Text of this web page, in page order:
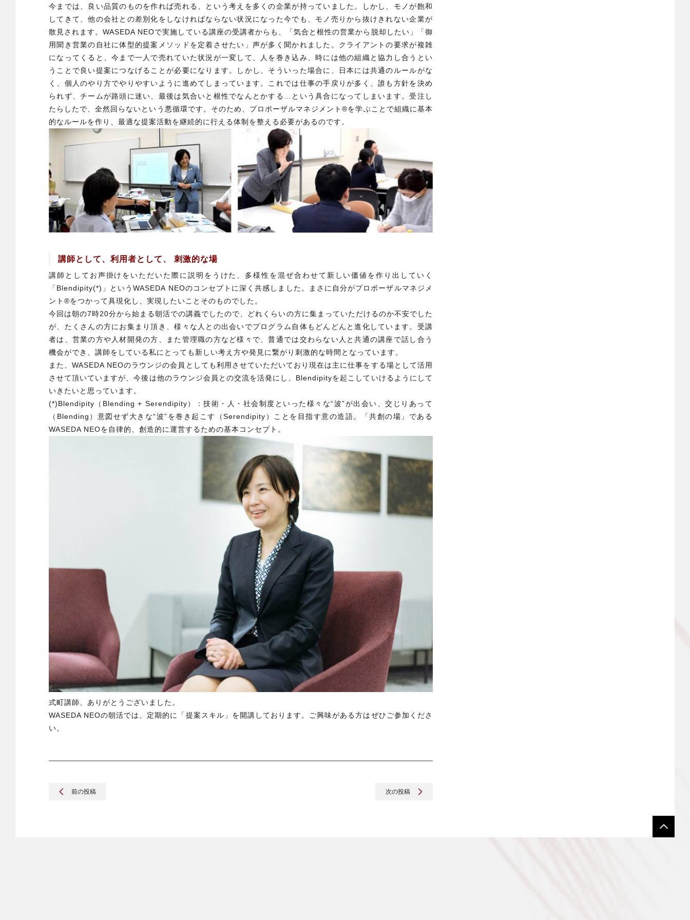
今までは、良い品質のものを作れば売れる、という考えを多くの企業が持っていました。しかし、モノが飽和
してきて、他の会社との差別化をしなければならない状況になった今でも、モノ売りから抜けきれない企業が
散見されます。WASEDA NEOで実施している講座の受講者からも、「気合と根性の営業から脱却したい」「御
用聞き営業の自社に体型的提案メソッドを定着させたい」声が多く聞かれました。クライアントの要求が複雑
になってくると、今まで一人で売れていた状況が一変して、人を巻き込み、時には他の組織と協力し合うとい
うことで良い提案につなげることが必要になります。しかし、そういった場合に、日本には共通のルールがな
く、個人のやり方でやりやすいように進めてしまっています。これでは仕事の手戻りが多く、誰も方針を決め
られず、チームが路頭に迷い、最後は気合いと根性でなんとかする…という具合になってしまいます。受注し
たらしたで、全然回らないという悪循環です。そのため、プロポーザルマネジメント®を学ぶことで組織に基本
的なルールを作り、最適な提案活動を継続的に行える体制を整える必要があるのです。
講師として、利用者として、 刺激的な場
講師としてお声掛けをいただいた際に説明をうけた、多様性を混ぜ合わせて新しい価値を作り出していく
「Blendipity(*)」というWASEDA NEOのコンセプトに深く共感しました。まさに自分がプロポーザルマネジメ
ント®をつかって具現化し、実現したいことそのものでした。
今回は朝の7時20分から始まる朝活での講義でしたので、どれくらいの方に集まっていただけるのか不安でした
が、たくさんの方にお集まり頂き、様々な人との出会いでプログラム自体もどんどんと進化しています。受講
者は、営業の方や人材開発の方、また管理職の方など様々で、普通では交わらない人と共通の講座で話し合う
機会ができ、講師をしている私にとっても新しい考え方や発見に繋がり刺激的な時間となっています。
また、WASEDA NEOのラウンジの会員としても利用させていただいており現在は主に仕事をする場として活用
させて頂いていますが、今後は他のラウンジ会員との交流を活発にし、Blendipityを起こしていけるようにして
いきたいと思っています。
(*)Blendipity（Blending + Serendipity）：技術・人・社会制度といった様々な“波”が出会い、交じりあって
（Blending）意図せず大きな“波”を巻き起こす（Serendipity）ことを目指す意の造語。「共創の場」である
WASEDA NEOを自律的、創造的に運営するための基本コンセプト。
式町講師、ありがとうございました。
WASEDA NEOの朝活では、定期的に「提案スキル」を開講しております。ご興味がある方はぜひご参加くださ
い。
前の投稿 次の投稿